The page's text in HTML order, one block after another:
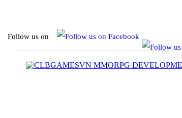
Follow us on